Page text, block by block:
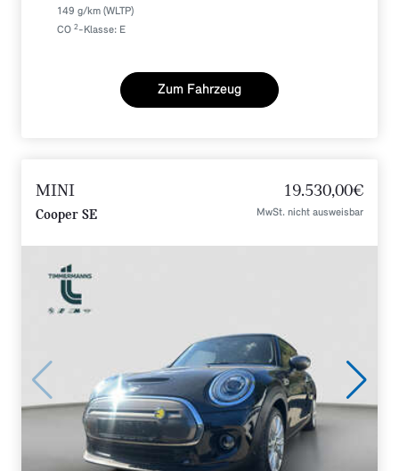
149 g/km (WLTP)
CO 2 -Klasse: E
Zum Fahrzeug
MINI
Cooper SE
19.530,00€
MwSt. nicht ausweisbar